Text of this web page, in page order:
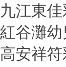
九江東
紅谷灘
高安祥